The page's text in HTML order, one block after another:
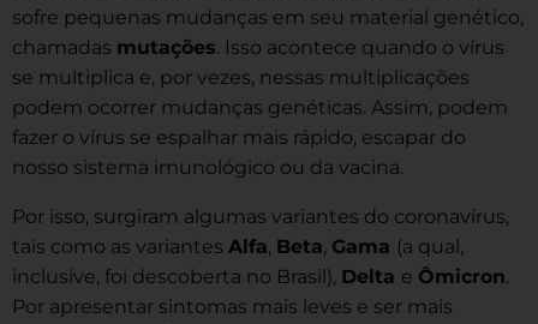
sofre pequenas mudanças em seu material genético,
chamadas mutações. Isso acontece quando o vírus
se multiplica e, por vezes, nessas multiplicações
podem ocorrer mudanças genéticas. Assim, podem
fazer o vírus se espalhar mais rápido, escapar do
nosso sistema imunológico ou da vacina.
Por isso, surgiram algumas variantes do coronavírus,
tais como as variantes Alfa, Beta, Gama (a qual,
inclusive, foi descoberta no Brasil), Delta e Ômicron.
Por apresentar sintomas mais leves e ser mais